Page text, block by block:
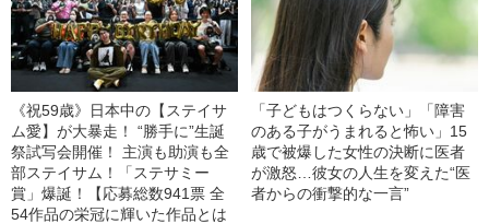
《祝59歳》日本中の【ステイサ
ム愛】が大暴走！ “勝手に”生誕
祭試写会開催！ 主演も助演も全
部ステイサム！「ステサミー
賞」爆誕！【応募総数941票 全
54作品の栄冠に輝いた作品とは
「子どもはつくらない」「障害
のある子がうまれると怖い」15
歳で被爆した女性の決断に医者
が激怒…彼女の人生を変えた“医
者からの衝撃的な一言”